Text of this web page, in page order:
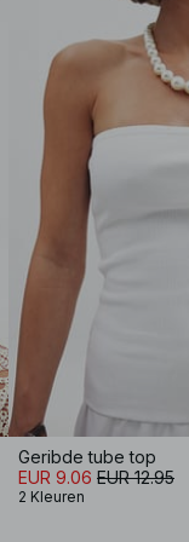
Geribde tube top
EUR 9.06 EUR 12.95
2 Kleuren